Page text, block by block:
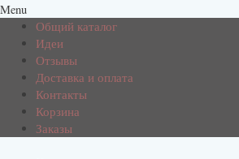
Menu
Общий каталог
Идеи
Отзывы
Доставка и оплата
Контакты
Корзина
Заказы